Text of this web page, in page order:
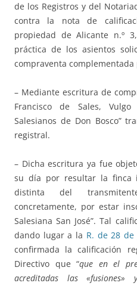
de los Registros y del
contra la nota de
propiedad de Alicante n.º
práctica de los asientos
compraventa
– Mediante escritura de
Francisco de Sales, Vulgo
Salesianos de Don Bosco”
registral.
– Dicha escritura ya fue
su día por resultar la finca
distinta del
concretamente, por estar
Salesiana San José”. Tal
dando lugar a la R. de 28
confirmada la calificación
Directivo que “que en el
acreditadas las «fusiones»